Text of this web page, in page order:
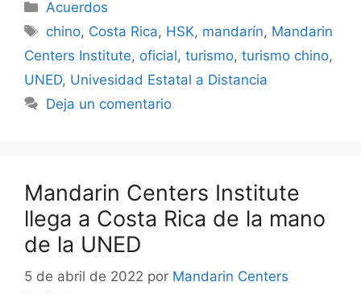
Acuerdos
chino, Costa Rica, HSK, mandarín, Mandarin
Centers Institute, oficial, turismo, turismo chino,
UNED, Univesidad Estatal a Distancia
Deja un comentario
Mandarin Centers Institute
llega a Costa Rica de la mano
de la UNED
5 de abril de 2022 por Mandarin Centers